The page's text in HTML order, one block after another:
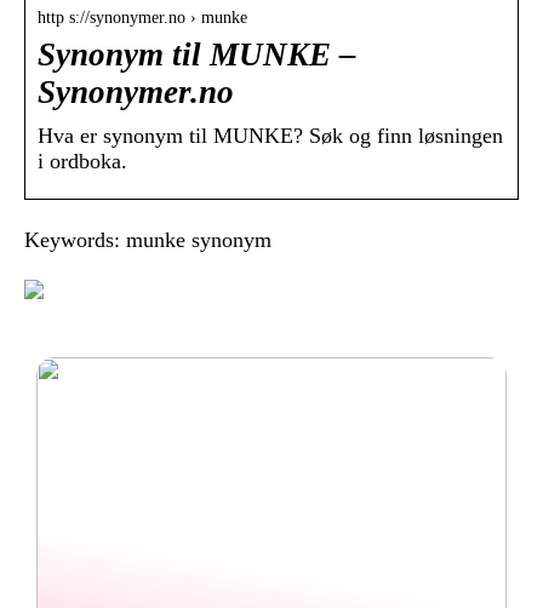
http s://synonymer.no › munke
Synonym til MUNKE –
Synonymer.no
Hva er synonym til MUNKE? Søk og finn løsningen
i ordboka.
Keywords: munke synonym